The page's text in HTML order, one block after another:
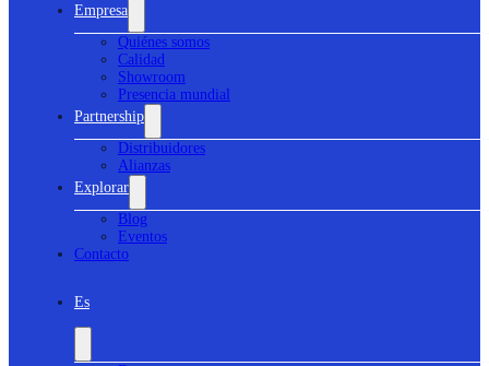
Empresa
Quiénes somos
Calidad
Showroom
Presencia mundial
Partnership
Distribuidores
Alianzas
Explorar
Blog
Eventos
Contacto
Es